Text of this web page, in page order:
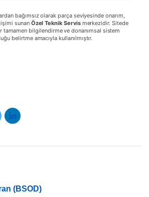
bağımsız olarak parça seviyesinde onarım,
sunan Özel Teknik Servismerkezidir. Sitede
tamamen bilgilendirme ve donanımsal sistem
belirtme amacıyla kullanılmıştır.
(BSOD)